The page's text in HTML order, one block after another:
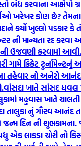
કરવાના આક્ષેપો
ખરેખર કોણ છે?
કર્યો ખુલ્લો પડકાર
માન્યતા રદ કરવા
ઉજવણી કરવામાં આવી.
ગામે ક્રિકેટ
તહેવાર નો અનેરો
વાંસદા ખાતે સાંસદ ધવલ
મહુવાસ ખાતે
તાલુકા નું ગૌરવ આનંદ
જન્મ દિન ની
એક લાકડા ચોરી નો